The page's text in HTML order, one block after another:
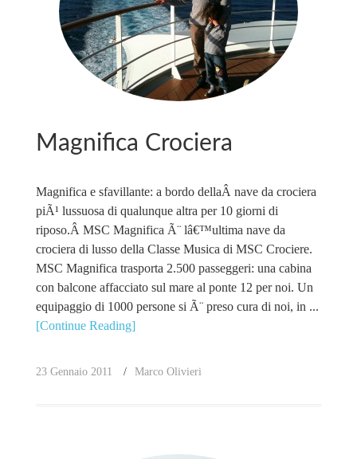
Magnifica Crociera
Magnifica e sfavillante: a bordo dellaÂ nave da crociera
piÃ¹ lussuosa di qualunque altra per 10 giorni di
riposo.Â MSC Magnifica Ã¨ lâ€™ultima nave da
crociera di lusso della Classe Musica di MSC Crociere.
MSC Magnifica trasporta 2.500 passeggeri: una cabina
con balcone affacciato sul mare al ponte 12 per noi. Un
equipaggio di 1000 persone si Ã¨ preso cura di noi, in ...
[Continue Reading]
23 Gennaio 2011 Marco Olivieri